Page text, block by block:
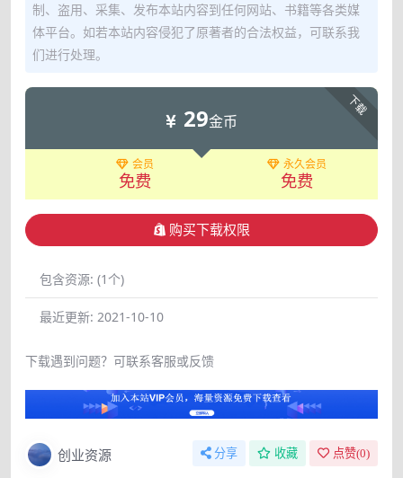
制、盗用、采集、发布本站内容到任何网站、书籍等各类媒
体平台。如若本站内容侵犯了原著者的合法权益，可联系我
们进行处理。
下载
29金币
会员
免费
永久会员
免费
购买下载权限
包含资源: (1个)
最近更新: 2021-10-10
下载遇到问题？可联系客服或反馈
创业资源 分享 收藏 点赞(0)